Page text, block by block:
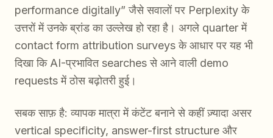
performance digitally” जैसे सवालों पर Perplexity के
उत्तरों में उनके ब्रांड का उल्लेख हो रहा है। अगले quarter में
contact form attribution surveys के आधार पर यह भी
दिखा कि AI-प्रभावित searches से आने वाली demo
requests में ठोस बढ़ोतरी हुई।
सबक साफ़ है: व्यापक मात्रा में कंटेंट बनाने से कहीं ज़्यादा असर
vertical specificity, answer-first structure और